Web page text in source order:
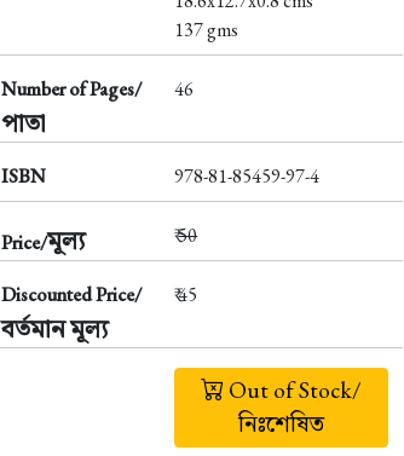
137 gms
Number of Pages/
পাতা
46
ISBN 978-81-85459-97-4
Price/মূল্য ₹50
Discounted Price/
বর্তমান মূল্য
₹ 45
Out of Stock/
নিঃশেষিত